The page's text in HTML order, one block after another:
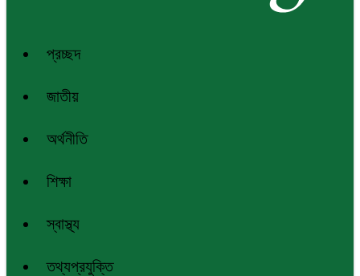
প্রচ্ছদ
জাতীয়
অর্থনীতি
শিক্ষা
স্বাস্থ্য
তথ্যপ্রযুক্তি